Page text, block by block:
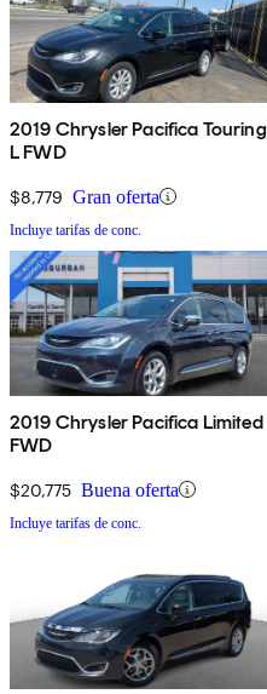
2019 Chrysler Pacifica Touring
L FWD
$8,779 Gran oferta
Incluye tarifas de conc.
2019 Chrysler Pacifica Limited
FWD
$20,775 Buena oferta
Incluye tarifas de conc.